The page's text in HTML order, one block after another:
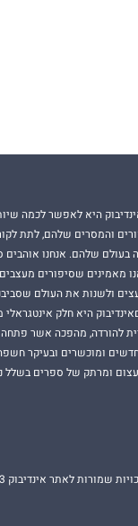
היא לאפשר לכמה
והמסרים שלהם, לתת
בעולם שלהם. אנחנו אוהבים
מאמינים שסיפורים
ולשנות את העולם
היא חלק
להורדה, מהפכה אשר
ומוכשרים ובעיקר
ומרתק של ספרים בשלל
שמורות לאתר אינדיבוק 2013- 2026